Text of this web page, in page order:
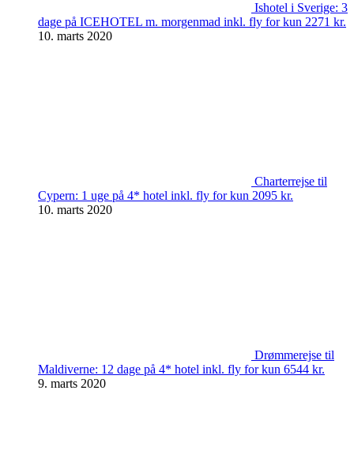
Ishotel i Sverige: 3
dage på ICEHOTEL m. morgenmad inkl. fly for kun 2271 kr.
10. marts 2020
Charterrejse til
Cypern: 1 uge på 4* hotel inkl. fly for kun 2095 kr.
10. marts 2020
Drømmerejse til
Maldiverne: 12 dage på 4* hotel inkl. fly for kun 6544 kr.
9. marts 2020